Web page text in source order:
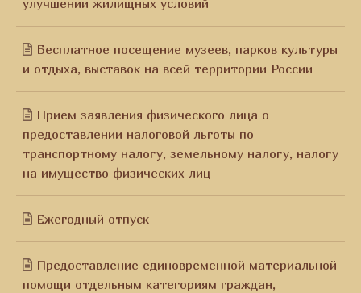
улучшении жилищных условий
Бесплатное посещение музеев, парков культуры
и отдыха, выставок на всей территории России
Прием заявления физического лица о
предоставлении налоговой льготы по
транспортному налогу, земельному налогу, налогу
на имущество физических лиц
Ежегодный отпуск
Предоставление единовременной материальной
помощи отдельным категориям граждан,